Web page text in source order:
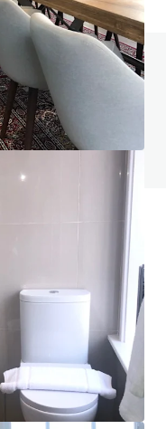
ページをご覧
賢い資金調達の構築
支援します。ぜひ私
き、新たな可能性を